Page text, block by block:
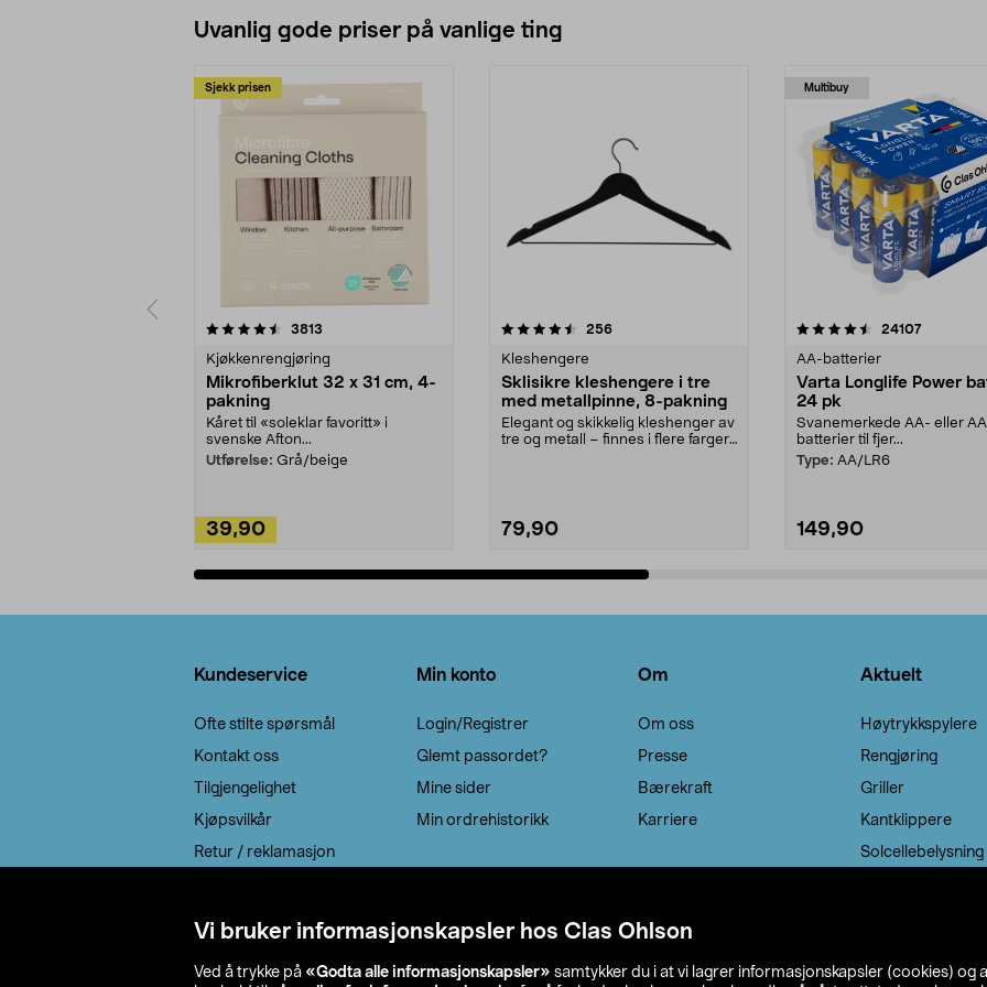
Vi bruker informasjonskapsler hos Clas Ohlson
Ved å trykke på «Godta alle informasjonskapsler» samtykker du i at vi lagrer informasjonskapsler (cookies) og
Uvanlig gode priser på vanlige ting
Sjekk prisen
3813
Kjøkkenrengjøring
Mikrofiberklut 32 x 31 cm, 4-
pakning
Kåret til «soleklar favoritt» i
svenske Afton...
Utførelse: Grå/beige
39,90
4.5av 5 stjerner 256anmeldelser
Kleshengere
Sklisikre kleshengere i tre
med metallpinne, 8-pakning
Elegant og skikkelig kleshenger av
tre og metall – finnes i flere farger.
79,90
Multibuy
4.5av 5 stjerner 24107
AA-batterier
Varta Longlife Power
24 pk
Svanemerkede AA- eller
batterier til fjer...
Type: AA/LR6
149,90
4.5av 5 stjerner
Kundeservice
Ofte stilte spørsmål
Kontakt oss
Tilgjengelighet
Kjøpsvilkår
Retur / reklamasjon
Min konto
Login/Registrer
Glemt passordet?
Mine sider
Min ordrehistorikk
Om
Om oss
Presse
Bærekraft
Karriere
Aktuelt
Høytrykkspylere
Rengjøring
Griller
Kantklippere
Solcellebelysning